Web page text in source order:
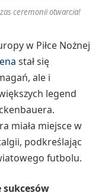
ceremonii otwarcia!
w Piłce Nożnej
stał się
ale i
legend
miała miejsce w
podkreślając
futbolu.
sukcesów